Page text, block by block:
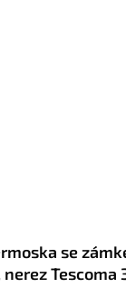
se
nerez Tescoma